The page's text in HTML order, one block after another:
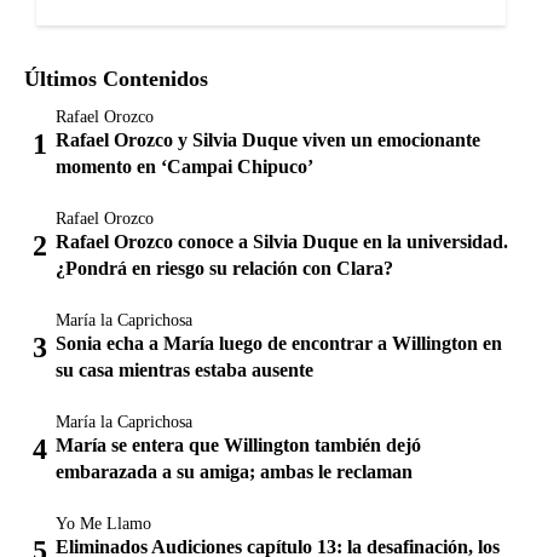
Últimos Contenidos
Rafael Orozco
Rafael Orozco y Silvia Duque viven un emocionante
momento en ‘Campai Chipuco’
Rafael Orozco
Rafael Orozco conoce a Silvia Duque en la universidad.
¿Pondrá en riesgo su relación con Clara?
María la Caprichosa
Sonia echa a María luego de encontrar a Willington en
su casa mientras estaba ausente
María la Caprichosa
María se entera que Willington también dejó
embarazada a su amiga; ambas le reclaman
Yo Me Llamo
Eliminados Audiciones capítulo 13: la desafinación, los